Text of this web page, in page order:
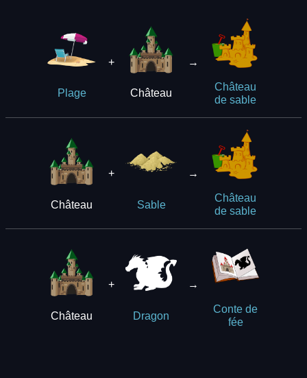
Plage
+
Château
→
Château
de sable
Château
+
Sable
→
Château
de sable
Château
+
Dragon
→
Conte de
fée